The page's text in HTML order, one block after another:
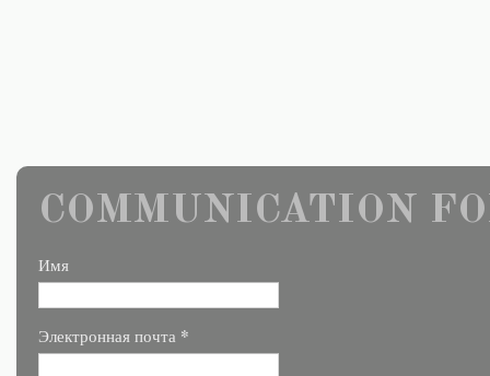
COMMUNICATION
Имя
Электронная почта *